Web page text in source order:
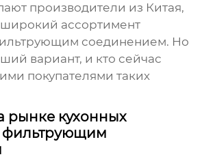
производители из Китая,
ассортимент
соединением. Но
вариант, и кто сейчас
покупателями таких
рынке кухонных
фильтрующим